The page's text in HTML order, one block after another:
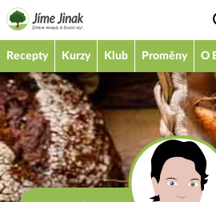
Recepty Kurzy Klub Proměny O